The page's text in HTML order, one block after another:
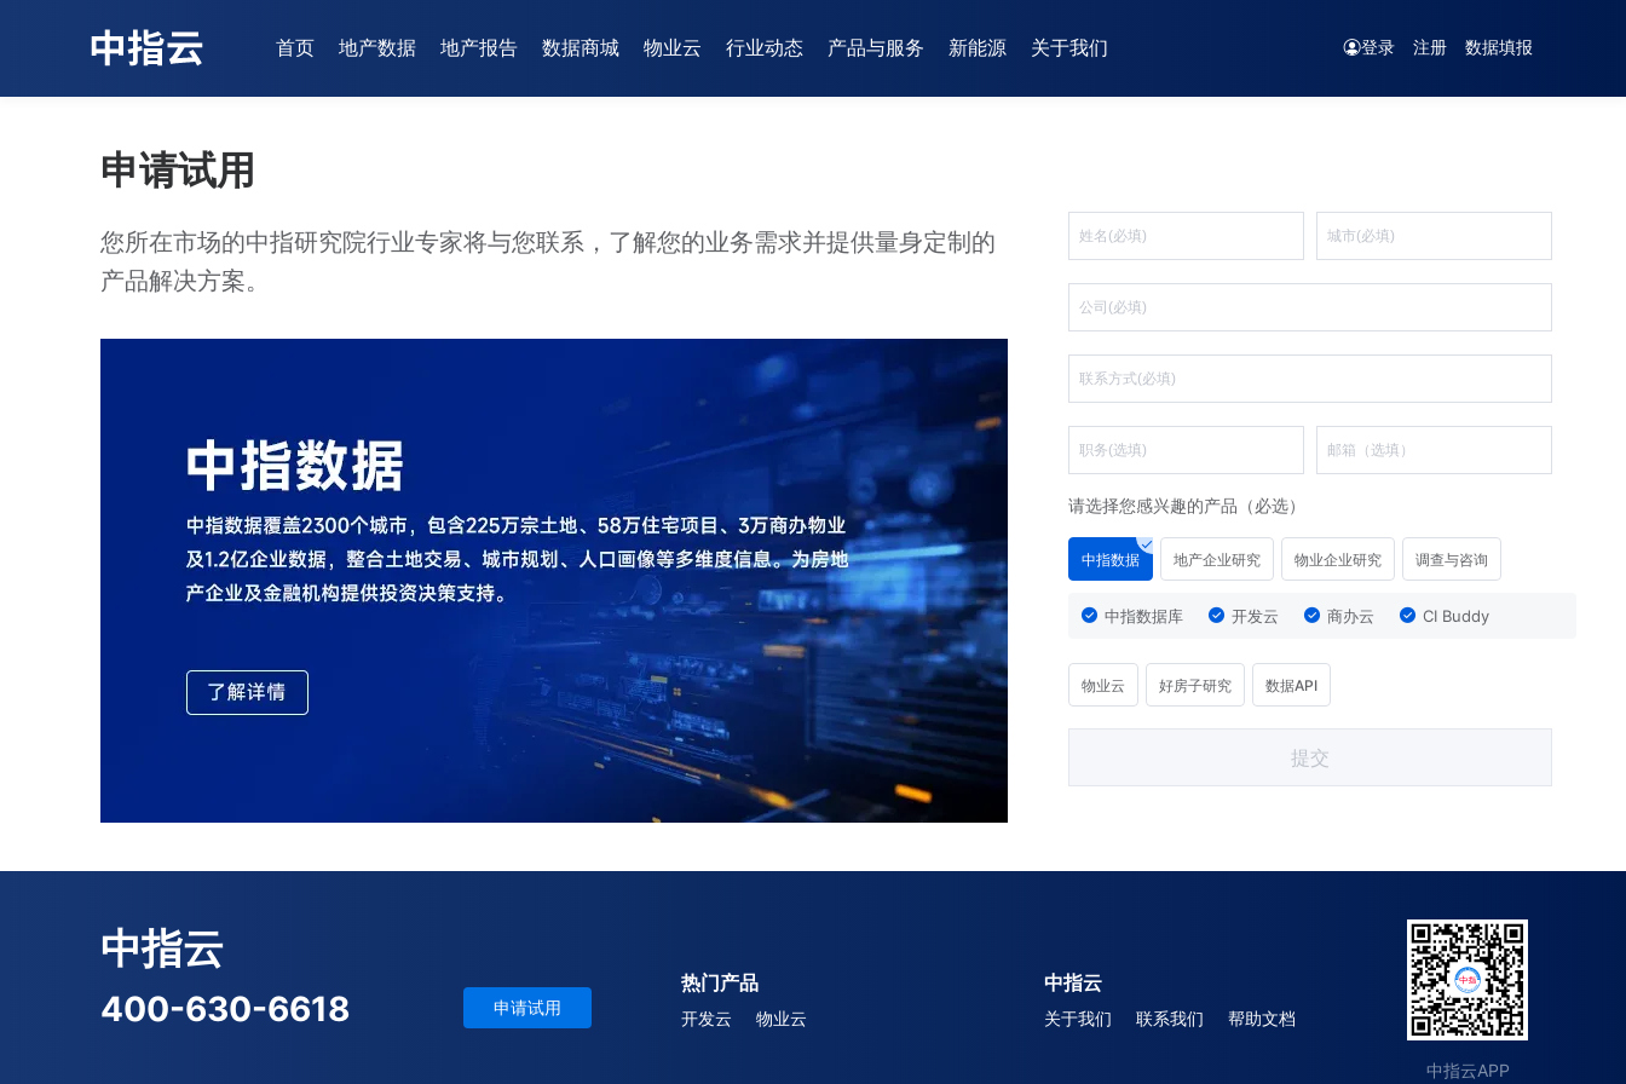
首页 地产数据 地产报告 数据商城 物业云 行业动态 产品与服务 新能源 关于我们 登录 注册 数据填报
申请试用
您所在市场的中指研究院行业专家将与您联系，了解您的业务需求并提供量身定制的
产品解决方案。
请选择您感兴趣的产品（必选）
中指数据 地产企业研究 物业企业研究 调查与咨询
中指数据库 开发云 商办云 CI Buddy
物业云 好房子研究 数据API
提交
中指云
400-630-6618 申请试用
热门产品
开发云 物业云
中指云
关于我们 联系我们 帮助文档
中指云APP